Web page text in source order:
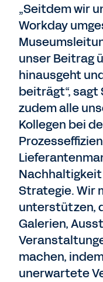
„Seitdem wir
Workday
unser Beitrag
hinausgeht
beiträgt“, sagt
zudem alle
Kollegen bei
Strategie. Wir
unterstützen,
Galerien,
machen,
unerwartete